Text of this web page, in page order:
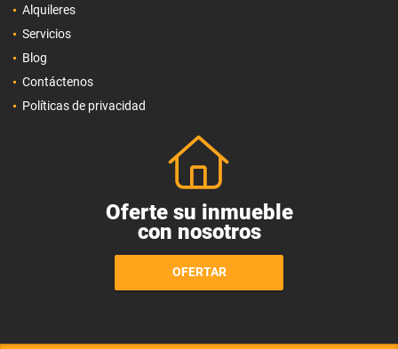
Alquileres
Servicios
Blog
Contáctenos
Políticas de privacidad
Oferte su inmueble
con nosotros
OFERTAR